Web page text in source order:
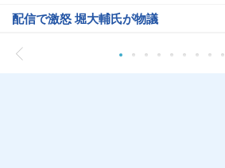
配信で激怒 堀大輔氏が物議